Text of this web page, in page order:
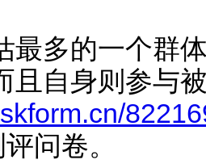
最多的一个群
且自身则参与
问卷。